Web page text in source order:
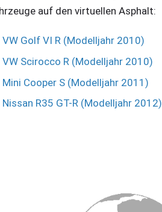
auf den virtuellen Asphalt:
VW Golf VI R (Modelljahr 2010)
VW Scirocco R (Modelljahr 2010)
Mini Cooper S (Modelljahr 2011)
Nissan R35 GT-R (Modelljahr 2012)